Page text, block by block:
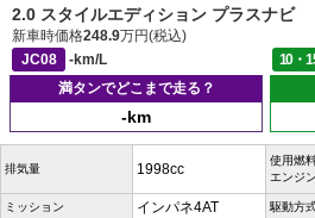
2.0 スタイルエディション プラスナビ
新車時価格248.9万円(税込)
JC08
-km/L 10・
満タンでどこまで走る？
-km
排気量 1998cc
使用燃
エンジン
ミッション インパネ4AT 駆動方